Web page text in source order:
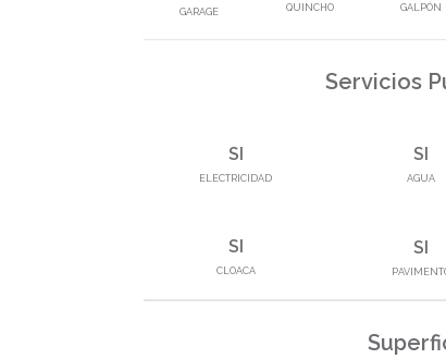
GARAGE QUINCHO GALPÓN
Servicios
SI
ELECTRICIDAD
SI
AGUA
SI
CLOACA
SI